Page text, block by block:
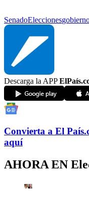
SenadoElecciones
Descarga la APP
Convierta a El País
aquí
AHORA EN